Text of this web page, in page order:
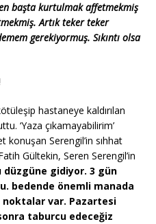
başta kurtulmak affetmekmiş
Artık teker teker
gerekiyormuş. Sıkıntı olsa
hastaneye kaldırılan
‘Yaza çıkamayabilirim’
konuşan Serengil’in sıhhat
Gültekin, Seren Serengil’in
düzgüne gidiyor. 3 gün
bedende önemli manada
noktalar var. Pazartesi
taburcu edeceğiz